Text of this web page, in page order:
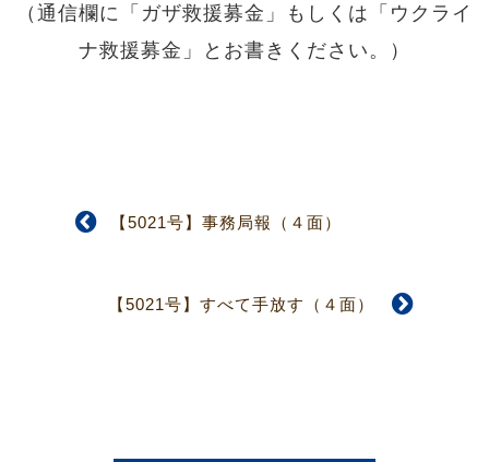
（通信欄に「ガザ救援募金」もしくは「ウクライ
ナ救援募金」とお書きください。）
【5021号】事務局報（４面）
【5021号】すべて手放す（４面）